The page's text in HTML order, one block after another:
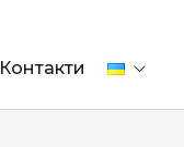
Контакти